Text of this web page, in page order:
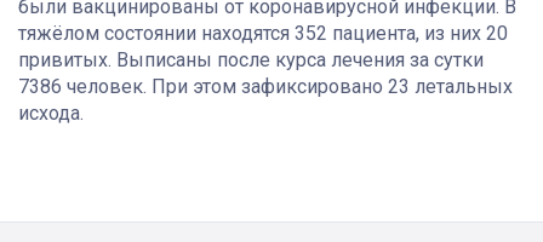
были вакцинированы от коронавирусной инфекции. В
тяжёлом состоянии находятся 352 пациента, из них 20
привитых. Выписаны после курса лечения за сутки
7386 человек. При этом зафиксировано 23 летальных
исхода.